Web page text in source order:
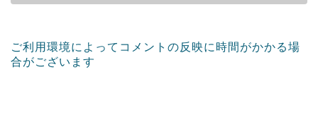
ご利用環境によってコメントの反映に時間がかかる場
合がございます